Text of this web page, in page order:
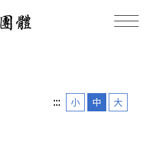
藝團體｜
::: 小 中 大